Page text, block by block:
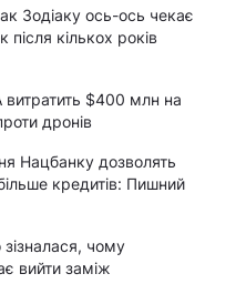
Зодіаку ось-ось чекає
кількох років
$400 млн на
дронів
Нацбанку дозволять
кредитів: Пишний
чому
вийти заміж